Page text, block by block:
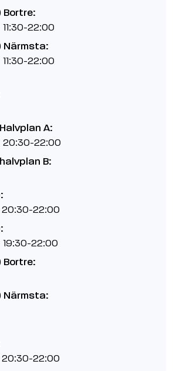
Bortre:
11:30-22:00
Närmsta:
11:30-22:00
A:
20:30-22:00
B:
20:30-22:00
19:30-22:00
Bortre:
Närmsta:
20:30-22:00